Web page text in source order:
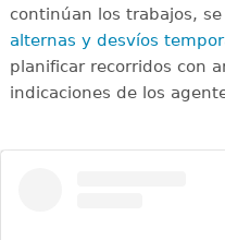
continúan los trabajos,
alternas y desvíos
planificar recorridos con
indicaciones de los